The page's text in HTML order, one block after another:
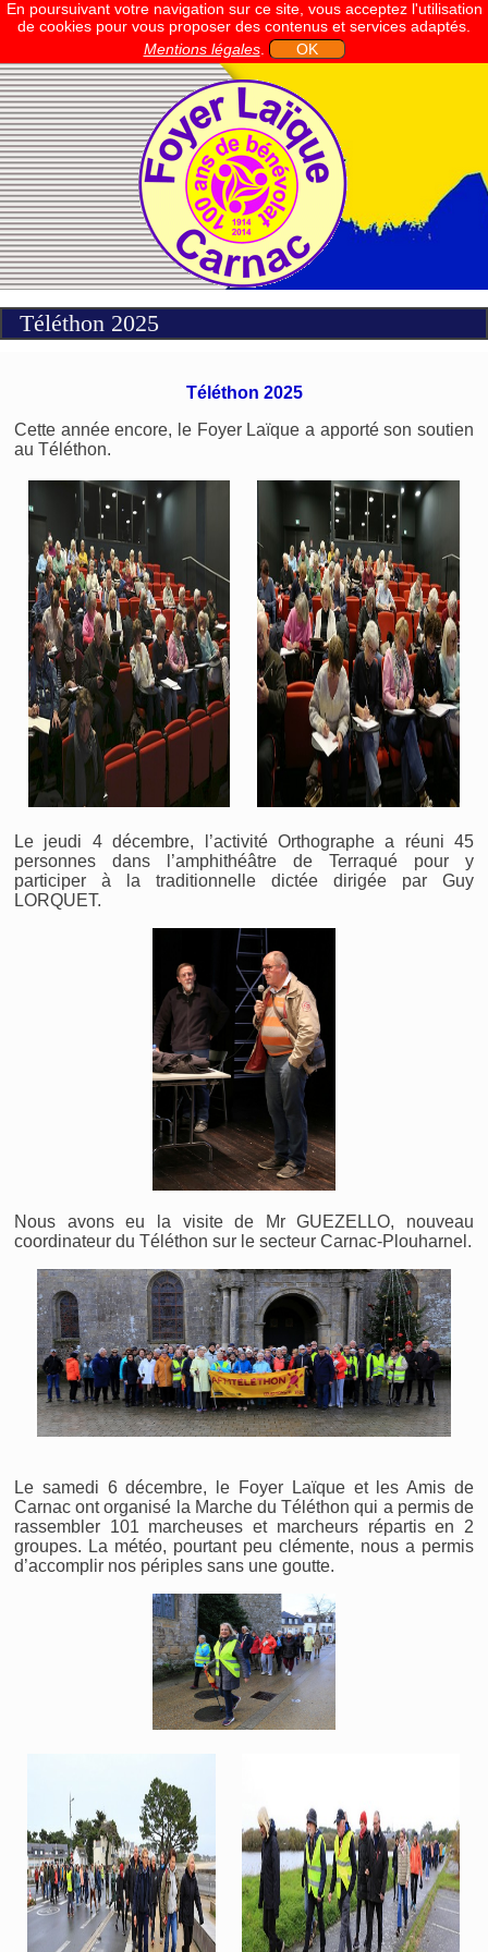
En poursuivant votre navigation sur ce site, vous acceptez l'utilisation
de cookies pour vous proposer des contenus et services adaptés.
Mentions légales. OK
Téléthon 2025
Téléthon 2025
Cette année encore, le Foyer Laïque a apporté son soutien
au Téléthon.
Le jeudi 4 décembre, l’activité Orthographe a réuni 45
personnes dans l’amphithéâtre de Terraqué pour y
participer à la traditionnelle dictée dirigée par Guy
LORQUET.
Nous avons eu la visite de Mr GUEZELLO, nouveau
coordinateur du Téléthon sur le secteur Carnac-Plouharnel.
Le samedi 6 décembre, le Foyer Laïque et les Amis de
Carnac ont organisé la Marche du Téléthon qui a permis de
rassembler 101 marcheuses et marcheurs répartis en 2
groupes. La météo, pourtant peu clémente, nous a permis
d’accomplir nos périples sans une goutte.